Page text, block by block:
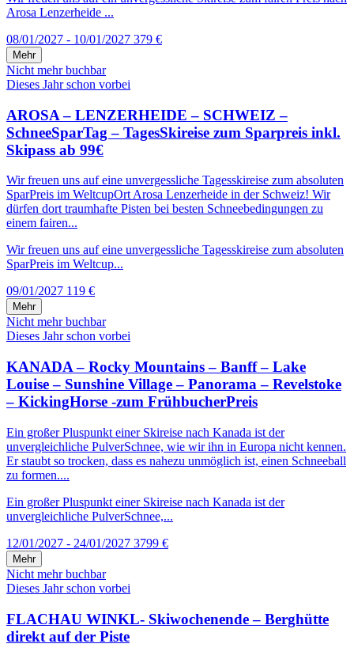
Arosa Lenzerheide ...
08/01/2027 - 10/01/2027 379 €
Mehr
Nicht mehr buchbar
Dieses Jahr schon vorbei
AROSA – LENZERHEIDE – SCHWEIZ –
SchneeSparTag – TagesSkireise zum Sparpreis inkl.
Skipass ab 99€
Wir freuen uns auf eine unvergessliche Tagesskireise zum absoluten
SparPreis im WeltcupOrt Arosa Lenzerheide in der Schweiz! Wir
dürfen dort traumhafte Pisten bei besten Schneebedingungen zu
einem fairen...
Wir freuen uns auf eine unvergessliche Tagesskireise zum absoluten
SparPreis im Weltcup...
09/01/2027 119 €
Mehr
Nicht mehr buchbar
Dieses Jahr schon vorbei
KANADA – Rocky Mountains – Banff – Lake
Louise – Sunshine Village – Panorama – Revelstoke
– KickingHorse -zum FrühbucherPreis
Ein großer Pluspunkt einer Skireise nach Kanada ist der
unvergleichliche PulverSchnee, wie wir ihn in Europa nicht kennen.
Er staubt so trocken, dass es nahezu unmöglich ist, einen Schneeball
zu formen....
Ein großer Pluspunkt einer Skireise nach Kanada ist der
unvergleichliche PulverSchnee,...
12/01/2027 - 24/01/2027 3799 €
Mehr
Nicht mehr buchbar
Dieses Jahr schon vorbei
FLACHAU WINKL- Skiwochenende – Berghütte
direkt auf der Piste